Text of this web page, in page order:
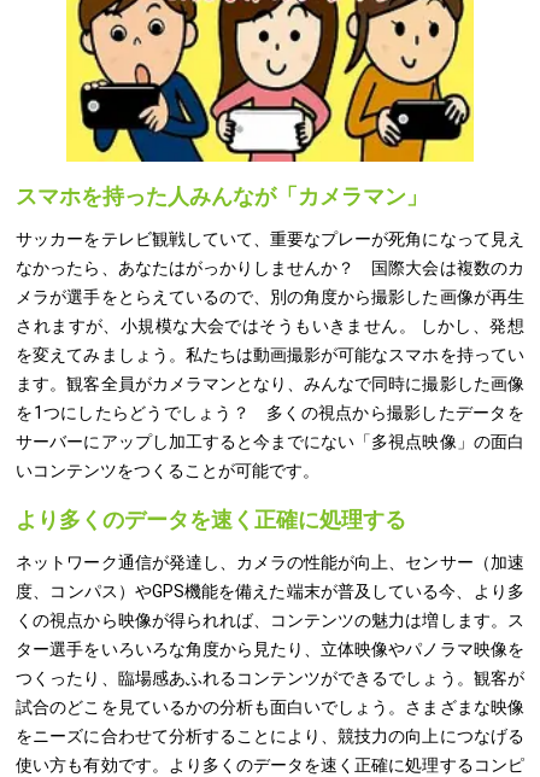
スマホを持った人みんなが「カメラマン」
サッカーをテレビ観戦していて、重要なプレーが死角になって見え
なかったら、あなたはがっかりしませんか？ 国際大会は複数のカ
メラが選手をとらえているので、別の角度から撮影した画像が再生
されますが、小規模な大会ではそうもいきません。 しかし、発想
を変えてみましょう。私たちは動画撮影が可能なスマホを持ってい
ます。観客全員がカメラマンとなり、みんなで同時に撮影した画像
を1つにしたらどうでしょう？ 多くの視点から撮影したデータを
サーバーにアップし加工すると今までにない「多視点映像」の面白
いコンテンツをつくることが可能です。
より多くのデータを速く正確に処理する
ネットワーク通信が発達し、カメラの性能が向上、センサー（加速
度、コンパス）やGPS機能を備えた端末が普及している今、より多
くの視点から映像が得られれば、コンテンツの魅力は増します。ス
ター選手をいろいろな角度から見たり、立体映像やパノラマ映像を
つくったり、臨場感あふれるコンテンツができるでしょう。観客が
試合のどこを見ているかの分析も面白いでしょう。さまざまな映像
をニーズに合わせて分析することにより、競技力の向上につなげる
使い方も有効です。より多くのデータを速く正確に処理するコンピ